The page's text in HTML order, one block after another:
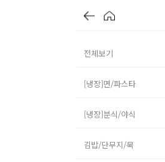
전체보기
[냉장]면/파스타
[냉장]분식/야식
김밥/단무지/묵